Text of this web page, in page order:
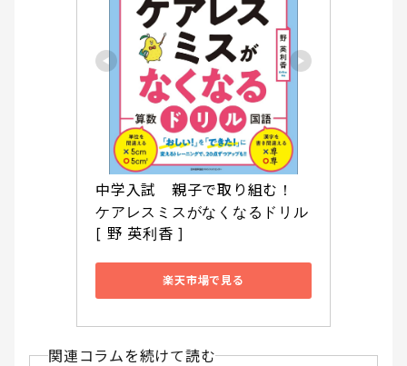
中学入試　親子で取り組む！
ケアレスミスがなくなるドリル
[ 野 英利香 ]
楽天市場で見る
関連コラムを続けて読む